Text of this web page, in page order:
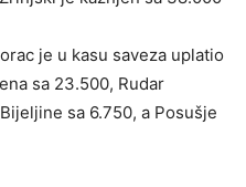
je u kasu saveza uplatio
sa 23.500, Rudar
sa 6.750, a Posušje